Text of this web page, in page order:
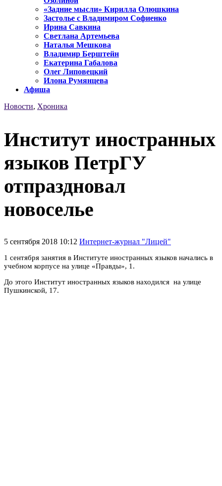
«Задние мысли» Кирилла Олюшкина
Застолье с Владимиром Софиенко
Ирина Савкина
Светлана Артемьева
Наталья Мешкова
Владимир Берштейн
Екатерина Габалова
Олег Липовецкий
Илона Румянцева
Афиша
Новости, Хроника
Институт иностранных
языков ПетрГУ
отпраздновал
новоселье
5 сентября 2018 10:12 Интернет-журнал "Лицей"
1 сентября занятия в Институте иностранных языков начались в
учебном корпусе на улице «Правды», 1.
До этого Институт иностранных языков находился на улице
Пушкинской, 17.